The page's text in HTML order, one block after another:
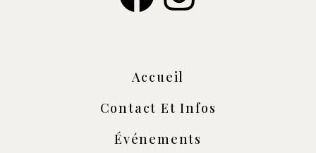
Accueil
Contact Et Infos
Événements